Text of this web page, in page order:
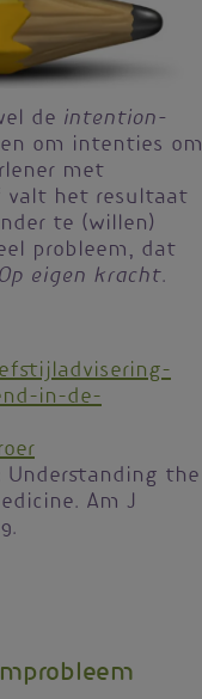
de intention-
om intenties om
met
valt het resultaat
te (willen)
probleem, dat
Op eigen kracht.
in-de-
Understanding the
Am J